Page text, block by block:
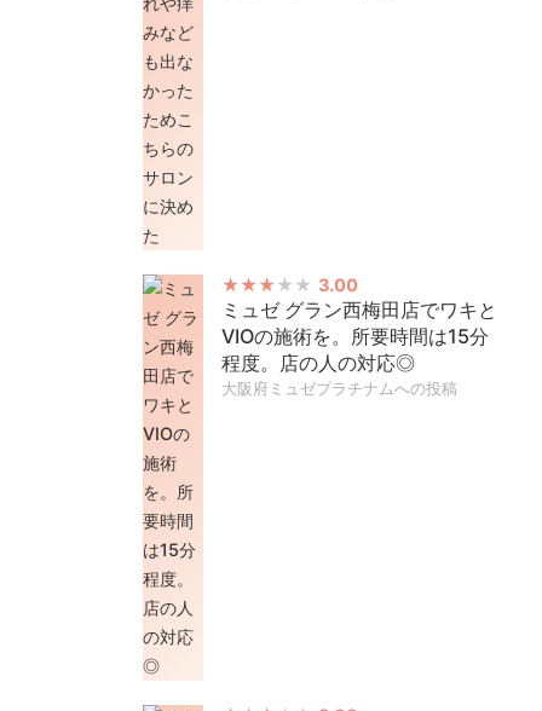
3.00
ミュゼ グラン西梅田店でワキと
VIOの施術を。所要時間は15分
程度。店の人の対応◎
大阪府ミュゼプラチナムへの投稿